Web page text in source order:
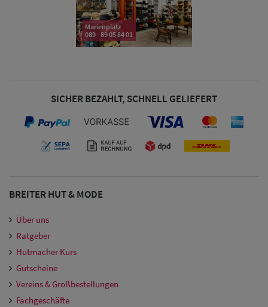
Damen Caps
Großgrößen
Marienplatz
089 - 89 05 84 01
SICHER BEZAHLT, SCHNELL GELIEFERT
BREITER HUT & MODE
Über uns
Ratgeber
Hutmacher Kurs
Gutscheine
Vereins & Großbestellungen
Fachgeschäfte